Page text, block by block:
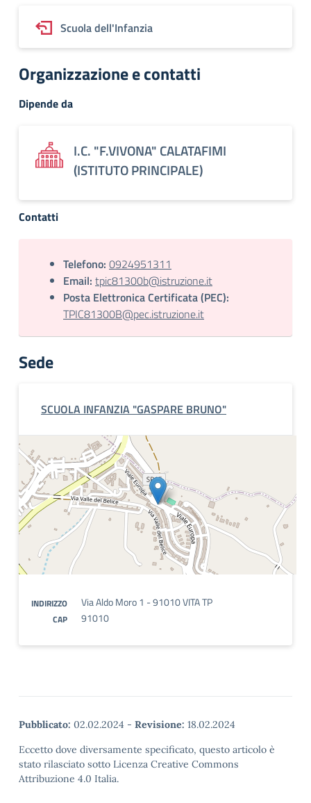
Scuola dell'Infanzia
Organizzazione e contatti
Dipende da
I.C. "F.VIVONA" CALATAFIMI
(ISTITUTO PRINCIPALE)
Contatti
Telefono: 0924951311
Email: tpic81300b@istruzione.it
Posta Elettronica Certificata (PEC):
TPIC81300B@pec.istruzione.it
Sede
SCUOLA INFANZIA "GASPARE BRUNO"
INDIRIZZO Via Aldo Moro 1 - 91010 VITA TP
CAP 91010
Pubblicato: 02.02.2024 - Revisione: 18.02.2024
Eccetto dove diversamente specificato, questo articolo è
stato rilasciato sotto Licenza Creative Commons
Attribuzione 4.0 Italia.